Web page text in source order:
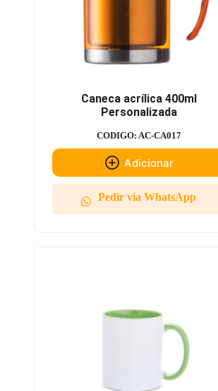
Caneca acrílica 400ml
Personalizada
CODIGO: AC-CA017
Adicionar
Pedir via WhatsApp